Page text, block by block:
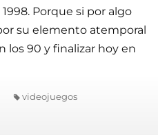
Porque si por algo
su elemento atemporal
los 90 y finalizar hoy en
videojuegos